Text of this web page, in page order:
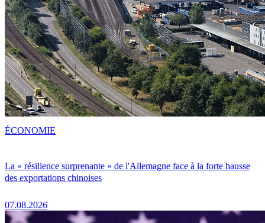
La « résilience surprenante » de l'Allemagne face à la forte hausse
des exportations chinoises
07.08.2026
ÉCONOMIE